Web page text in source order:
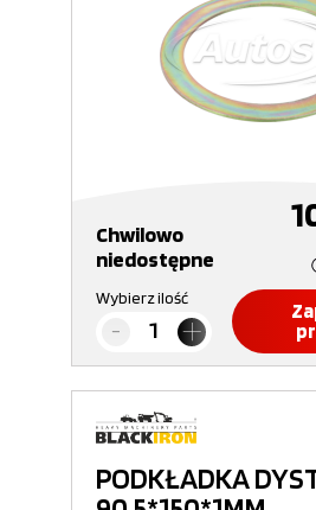
Chwilowo
niedostępne
Wybierz ilość
PODKŁADKA